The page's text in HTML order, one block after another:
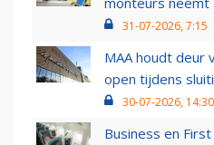
31-07-2026, 7:15
MAA houdt deur
open tijdens
30-07-2026, 14:30
Business en